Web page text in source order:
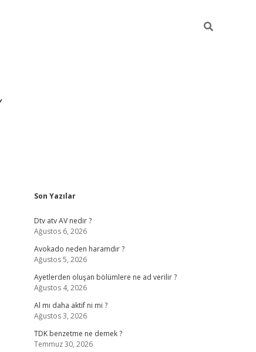
Sidebar
Son Yazılar
Dtv atv AV nedir ?
Ağustos 6, 2026
Avokado neden haramdır ?
Ağustos 5, 2026
Ayetlerden oluşan bölümlere ne ad verilir ?
Ağustos 4, 2026
Al mı daha aktif ni mi ?
Ağustos 3, 2026
TDK benzetme ne demek ?
Temmuz 30, 2026